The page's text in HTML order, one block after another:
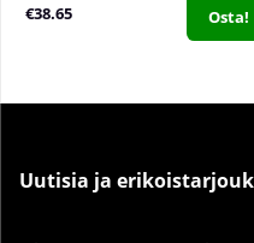
€38.65 Osta!
Uutisia ja